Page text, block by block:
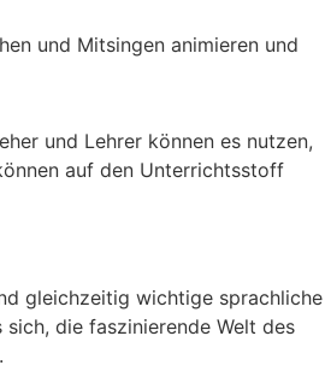
und Mitsingen animieren und
und Lehrer können es nutzen,
auf den Unterrichtsstoff
gleichzeitig wichtige sprachliche
die faszinierende Welt des
.